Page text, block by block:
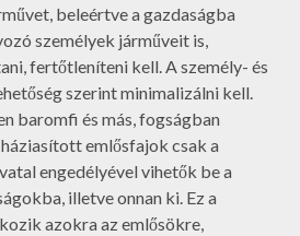
beleértve a gazdaságba
személyek járműveit is,
fertőtleníteni kell. A személy- és
szerint minimalizálni kell.
baromfi és más, fogságban
emlősfajok csak a
engedélyével vihetők be a
illetve onnan ki. Ez a
azokra az emlősökre,